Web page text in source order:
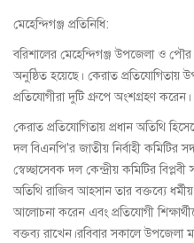
মেহেন্দিগঞ্জ প্রতিনিধি:
বরিশালের মেহেন্দিগঞ্জ উপজেলা ও
অনুষ্ঠিত হয়েছে। কেরাত প্রতিযোগিতায়
প্রতিযোগীরা দুটি গ্রুপে অংশগ্রহণ করেন।
কেরাত প্রতিযোগিতায় প্রধান অতিথি
দল বিএনপি'র জাতীয় নির্বাহী কমিটির
স্বেচ্ছাসেবক দল কেন্দ্রীয় কমিটির
অতিথি রাজিব আহসান তার বক্তব্যে
আলোচনা করেন এবং প্রতিযোগী
বক্তব্য রাখেন।রবিবার সকালে উপজেলা